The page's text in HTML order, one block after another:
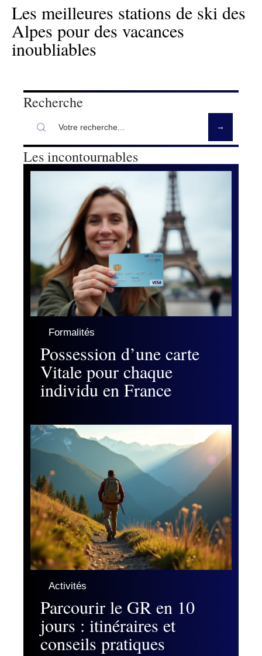
Les meilleures stations de ski des
Alpes pour des vacances
inoubliables
Recherche
Les incontournables
Formalités
Possession d’une carte
Vitale pour chaque
individu en France
Activités
Parcourir le GR en 10
jours : itinéraires et
conseils pratiques